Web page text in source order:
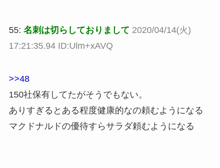
55: 名刺は切らしておりまして 2020/04/14(火)
17:21:35.94 ID:Ulm+xAVQ
>>48
150社保有してたがそうでもない。
ありすぎるとある程度健康的なの頼むようになる
マクドナルドの優待すらサラダ頼むようになる